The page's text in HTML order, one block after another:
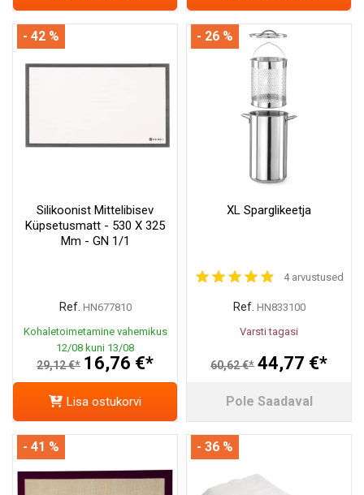
Silikoonist Mittelibisev
Küpsetusmatt - 530 X 325
Mm - GN 1/1
Ref. HN677810
Kohaletoimetamine vahemikus
12/08 kuni 13/08
29,12 €* 16,76 €*
- 42 %
Lisa ostukorvi
XL Sparglikeetja
4 arvustused
Ref. HN833100
Varsti tagasi
60,62 €* 44,77 €*
- 26 %
Pole Saadaval
- 41 % - 36 %